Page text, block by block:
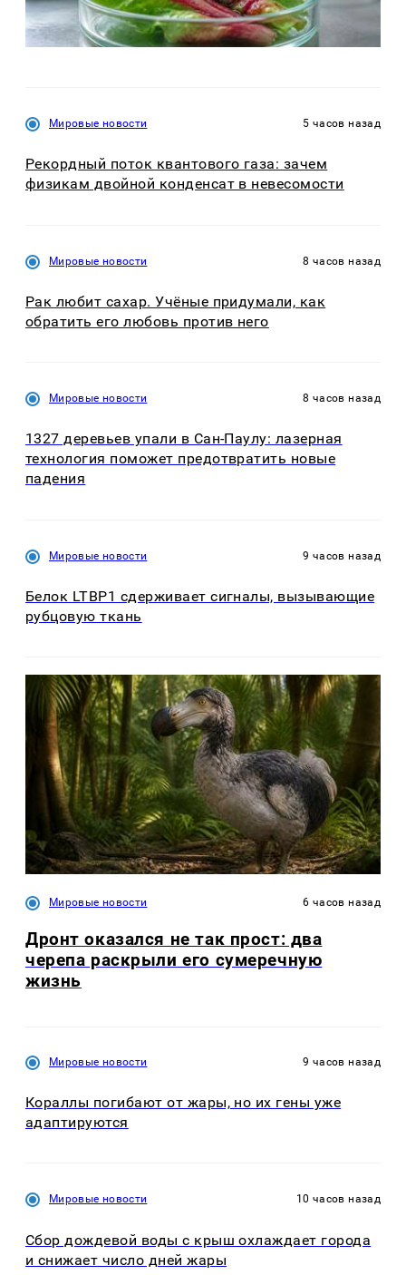
Мировые новости 5 часов назад
Рекордный поток квантового газа: зачем
физикам двойной конденсат в невесомости
Мировые новости 8 часов назад
Рак любит сахар. Учёные придумали, как
обратить его любовь против него
Мировые новости 8 часов назад
1327 деревьев упали в Сан-Паулу: лазерная
технология поможет предотвратить новые
падения
Мировые новости 9 часов назад
Белок LTBP1 сдерживает сигналы, вызывающие
рубцовую ткань
Мировые новости 6 часов назад
Дронт оказался не так прост: два
черепа раскрыли его сумеречную
жизнь
Мировые новости 9 часов назад
Кораллы погибают от жары, но их гены уже
адаптируются
Мировые новости 10 часов назад
Сбор дождевой воды с крыш охлаждает города
и снижает число дней жары